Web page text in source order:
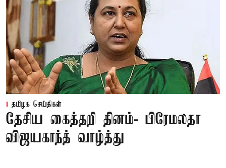
தமிழக செய்திகள்
தேசிய கைத்தறி தினம்- பிரேமலதா
விஜயகாந்த் வாழ்த்து